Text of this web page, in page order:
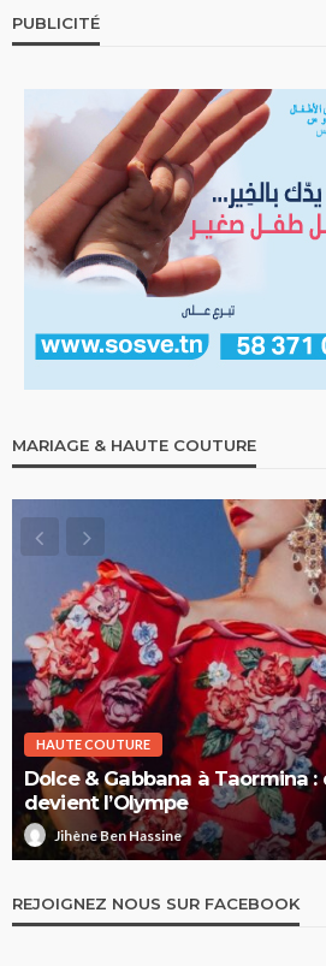
PUBLICITÉ
MARIAGE & HAUTE COUTURE
HAUTE COUTURE
Dolce & Gabbana à Taormina :
devient l’Olympe
Jihène Ben Hassine
REJOIGNEZ NOUS SUR FACEBOOK